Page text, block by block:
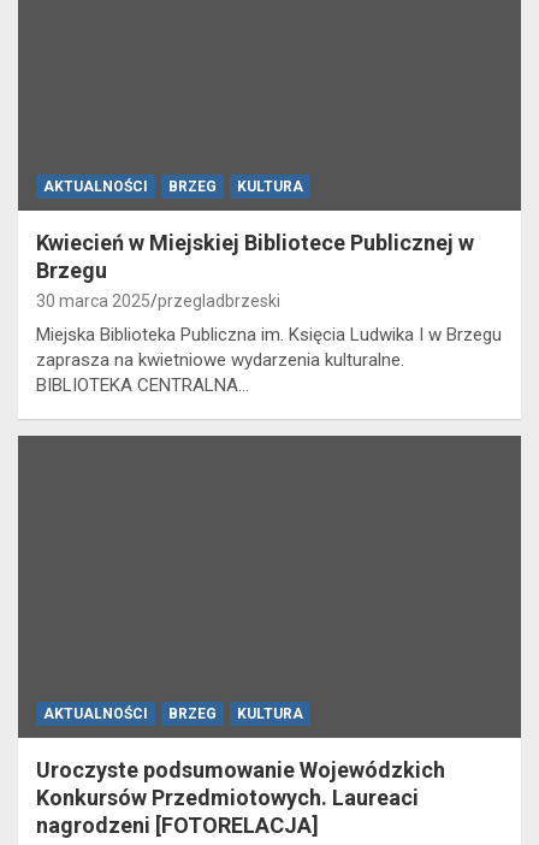
AKTUALNOŚCI BRZEG KULTURA
Kwiecień w Miejskiej Bibliotece Publicznej w
Brzegu
30 marca 2025 przegladbrzeski
Miejska Biblioteka Publiczna im. Księcia Ludwika I w Brzegu
zaprasza na kwietniowe wydarzenia kulturalne.
BIBLIOTEKA CENTRALNA…
AKTUALNOŚCI BRZEG KULTURA
Uroczyste podsumowanie Wojewódzkich
Konkursów Przedmiotowych. Laureaci
nagrodzeni [FOTORELACJA]